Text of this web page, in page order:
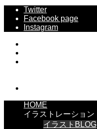
Twitter
Facebook page
Instagram
HOME
イラストレーション
イラストBLOG